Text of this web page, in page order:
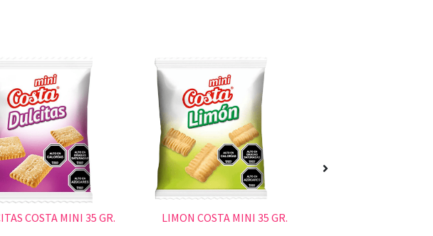
COSTA MINI 35 GR. LIMON COSTA MINI 35 GR.